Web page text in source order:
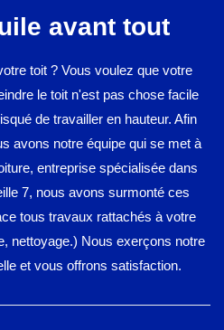
avant tout
toit ? Vous voulez que votre
le toit n'est pas chose facile
de travailler en hauteur. Afin
avons notre équipe qui se met à
entreprise spécialisée dans
7, nous avons surmonté ces
tous travaux rattachés à votre
nettoyage.) Nous exerçons notre
et vous offrons satisfaction.